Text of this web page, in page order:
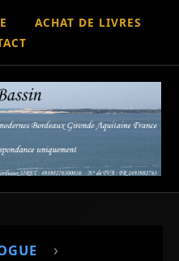
ACHAT DE LIVRES
›